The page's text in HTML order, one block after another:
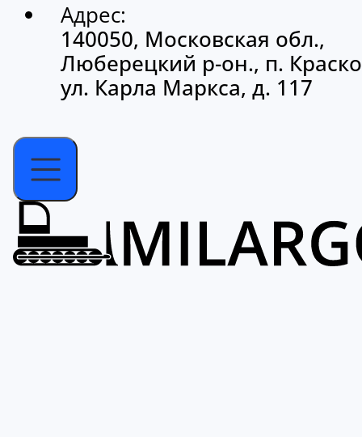
Адрес:
140050, Московская обл.,
Люберецкий р-он., п.
ул. Карла Маркса, д. 117